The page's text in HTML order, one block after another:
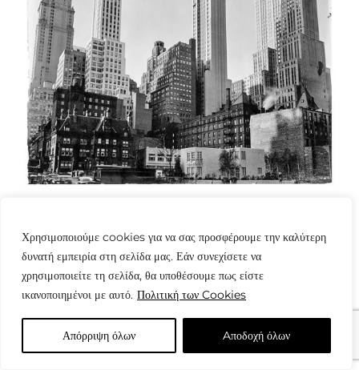
Χρησιμοποιούμε cookies για να σας προσφέρουμε την καλύτερη
δυνατή εμπειρία στη σελίδα μας. Εάν συνεχίσετε να
χρησιμοποιείτε τη σελίδα, θα υποθέσουμε πως είστε
ικανοποιημένοι με αυτό. Πολιτική των Cookies
Απόρριψη όλων Aποδοχή όλων
© Copyright: www.fotografes.gr - Δαμιανός Μωραΐτης